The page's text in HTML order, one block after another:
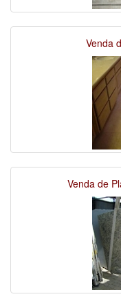
Venda
Venda de